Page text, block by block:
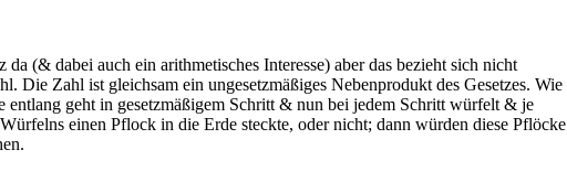
da (& dabei auch ein arithmetisches Interesse) aber das bezieht sich nicht
Die Zahl ist gleichsam ein ungesetzmäßiges Nebenprodukt des Gesetzes. Wie
entlang geht in gesetzmäßigem Schritt & nun bei jedem Schritt würfelt & je
einen Pflock in die Erde steckte, oder nicht; dann würden diese Pflöcke